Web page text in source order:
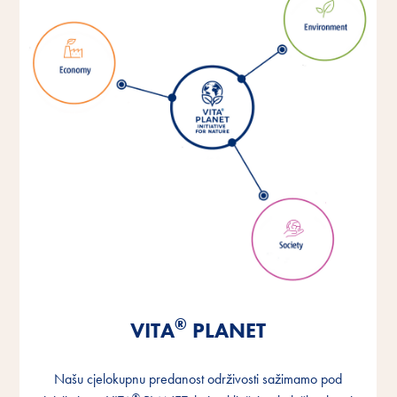
VITA® PLANET
Našu cjelokupnu predanost održivosti sažimamo pod
VITA® PLANET
Našu cjelokupnu predanost održivosti sažimamo pod
VITA® PLANET
Našu cjelokupnu predanost održivosti sažimamo pod